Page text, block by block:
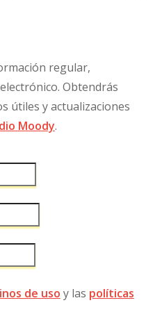
regular,
Obtendrás
útiles y actualizaciones
Moody.
de uso y las políticas